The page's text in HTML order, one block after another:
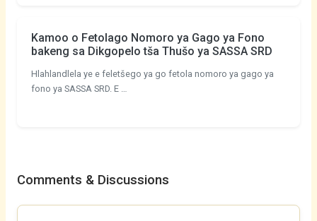
Kamoo o Fetolago Nomoro ya Gago ya Fono
bakeng sa Dikgopelo tša Thušo ya SASSA SRD
Hlahlandlela ye e feletšego ya go fetola nomoro ya gago ya
fono ya SASSA SRD. E …
Comments & Discussions